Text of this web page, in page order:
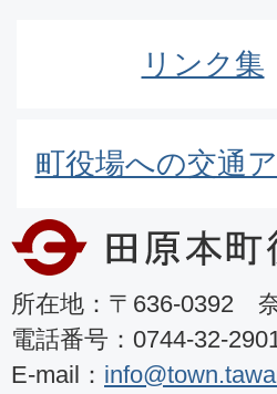
リンク集
町役場への交通
所在地：〒636-0392
電話番号：0744-32-
E-mail：